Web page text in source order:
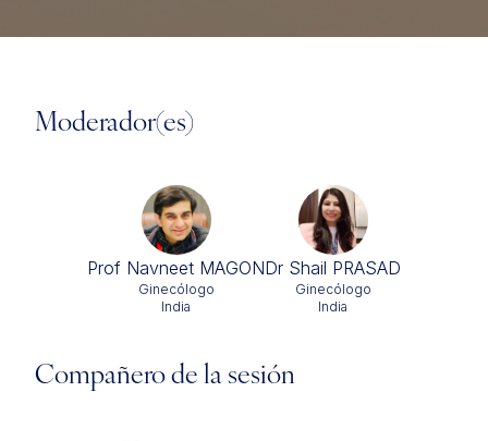
Moderador(es)
Prof Navneet MAGON
Ginecólogo
India
Dr Shail PRASAD
Ginecólogo
India
Compañero de la sesión